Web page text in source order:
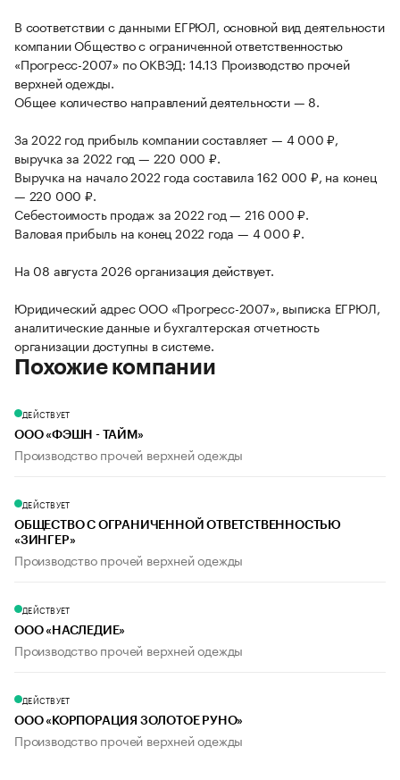
В соответствии с данными ЕГРЮЛ, основной вид деятельности
компании Общество с ограниченной ответственностью
«Прогресс-2007» по ОКВЭД: 14.13 Производство прочей
верхней одежды.
Общее количество направлений деятельности — 8.
За 2022 год прибыль компании составляет — 4 000 ₽,
выручка за 2022 год — 220 000 ₽.
Выручка на начало 2022 года составила 162 000 ₽, на конец
— 220 000 ₽.
Себестоимость продаж за 2022 год — 216 000 ₽.
Валовая прибыль на конец 2022 года — 4 000 ₽.
На 08 августа 2026 организация действует.
Юридический адрес ООО «Прогресс-2007», выписка ЕГРЮЛ,
аналитические данные и бухгалтерская отчетность
организации доступны в системе.
Похожие компании
ДЕЙСТВУЕТ
ООО «ФЭШН - ТАЙМ»
Производство прочей верхней одежды
ДЕЙСТВУЕТ
ОБЩЕСТВО С ОГРАНИЧЕННОЙ ОТВЕТСТВЕННОСТЬЮ
«ЗИНГЕР»
Производство прочей верхней одежды
ДЕЙСТВУЕТ
ООО «НАСЛЕДИЕ»
Производство прочей верхней одежды
ДЕЙСТВУЕТ
ООО «КОРПОРАЦИЯ ЗОЛОТОЕ РУНО»
Производство прочей верхней одежды